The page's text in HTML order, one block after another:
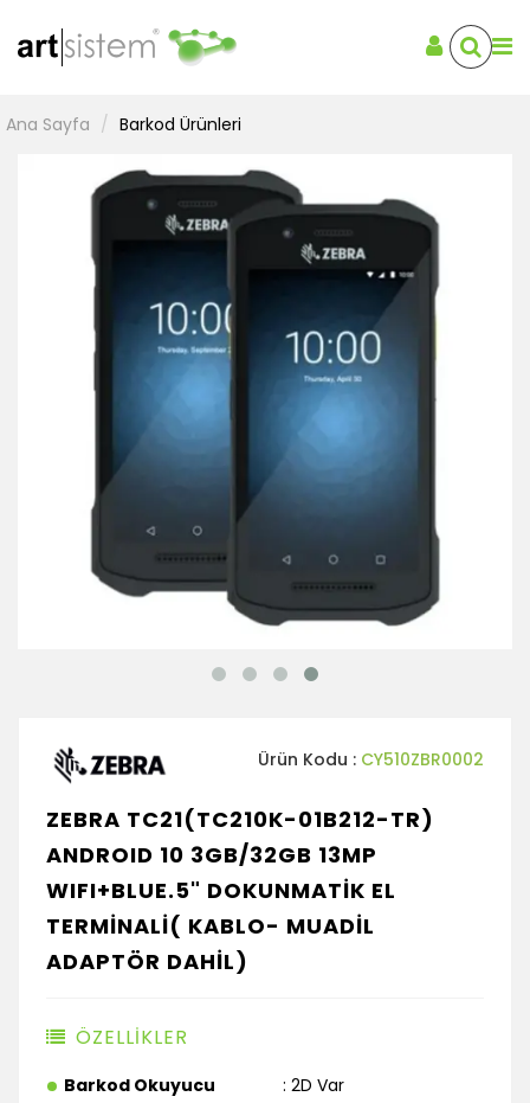
Ana Sayfa Barkod Ürünleri
Ürün Kodu : CY510ZBR0002
ZEBRA TC21(TC210K-01B212-TR)
ANDROID 10 3GB/32GB 13MP
WIFI+BLUE.5" DOKUNMATİK EL
TERMİNALİ( KABLO- MUADİL
ADAPTÖR DAHİL)
ÖZELLİKLER
Barkod Okuyucu
: 2D Var